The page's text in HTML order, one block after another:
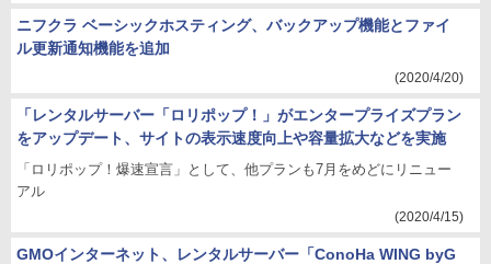
ニフクラ ベーシックホスティング、バックアップ機能とファイ
ル更新通知機能を追加
(2020/4/20)
「レンタルサーバー「ロリポップ！」がエンタープライズプラン
をアップデート、サイトの表示速度向上や容量拡大などを実施
「ロリポップ！爆速宣言」として、他プランも7月をめどにリニュー
アル
(2020/4/15)
GMOインターネット、レンタルサーバー「ConoHa WING byG